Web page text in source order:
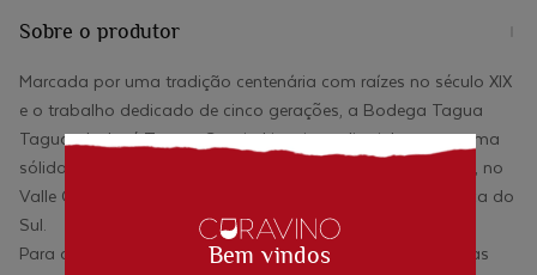
Bem vindos
Sobre o produtor
Marcada por uma tradição centenária com raízes no século XIX
e o trabalho dedicado de cinco gerações, a Bodega Tagua
Tagua, de José Tomas Correia Lisoni, prodiz vinhos com uma
sólida gestão sustentável ao lado do enólogo Felipe Uribe, no
Valle Central, no Chile, a maior região vitivinícola da América do
Sul.
Para a Bodega Tagua Tagua a excelência vem do apoio às